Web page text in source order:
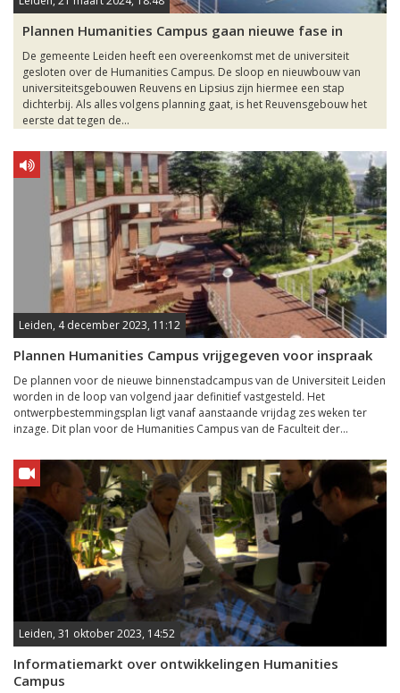
Plannen Humanities Campus gaan nieuwe fase in
De gemeente Leiden heeft een overeenkomst met de universiteit
gesloten over de Humanities Campus. De sloop en nieuwbouw van
universiteitsgebouwen Reuvens en Lipsius zijn hiermee een stap
dichterbij. Als alles volgens planning gaat, is het Reuvensgebouw het
eerste dat tegen de...
Leiden, 4 december 2023, 11:12
Plannen Humanities Campus vrijgegeven voor inspraak
De plannen voor de nieuwe binnenstadcampus van de Universiteit Leiden
worden in de loop van volgend jaar definitief vastgesteld. Het
ontwerpbestemmingsplan ligt vanaf aanstaande vrijdag zes weken ter
inzage. Dit plan voor de Humanities Campus van de Faculteit der...
Leiden, 31 oktober 2023, 14:52
Informatiemarkt over ontwikkelingen Humanities
Campus